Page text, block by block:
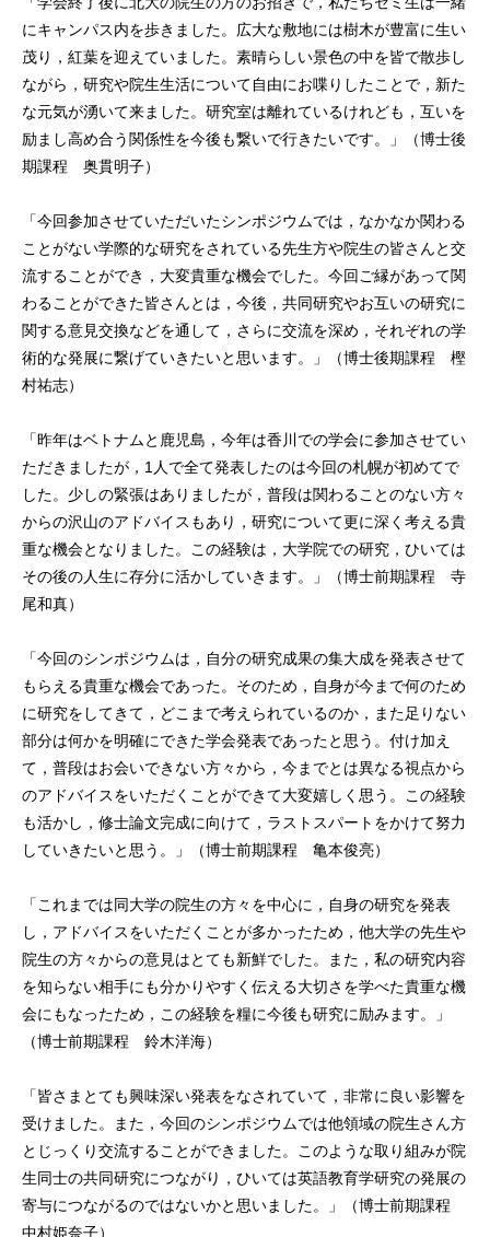
にキャンパス内を歩きました。広大な敷地には樹木が豊富に生い
茂り，紅葉を迎えていました。素晴らしい景色の中を皆で散歩し
ながら，研究や院生生活について自由にお喋りしたことで，新た
な元気が湧いて来ました。研究室は離れているけれども，互いを
励まし高め合う関係性を今後も繋いで行きたいです。」（博士後
期課程 奥貫明子）
「今回参加させていただいたシンポジウムでは，なかなか関わる
ことがない学際的な研究をされている先生方や院生の皆さんと交
流することができ，大変貴重な機会でした。今回ご縁があって関
わることができた皆さんとは，今後，共同研究やお互いの研究に
関する意見交換などを通して，さらに交流を深め，それぞれの学
術的な発展に繋げていきたいと思います。」（博士後期課程 樫
村祐志）
「昨年はベトナムと鹿児島，今年は香川での学会に参加させてい
ただきましたが，1人で全て発表したのは今回の札幌が初めてで
した。少しの緊張はありましたが，普段は関わることのない方々
からの沢山のアドバイスもあり，研究について更に深く考える貴
重な機会となりました。この経験は，大学院での研究，ひいては
その後の人生に存分に活かしていきます。」（博士前期課程 寺
尾和真）
「今回のシンポジウムは，自分の研究成果の集大成を発表させて
もらえる貴重な機会であった。そのため，自身が今まで何のため
に研究をしてきて，どこまで考えられているのか，また足りない
部分は何かを明確にできた学会発表であったと思う。付け加え
て，普段はお会いできない方々から，今までとは異なる視点から
のアドバイスをいただくことができて大変嬉しく思う。この経験
も活かし，修士論文完成に向けて，ラストスパートをかけて努力
していきたいと思う。」（博士前期課程 亀本俊亮）
「これまでは同大学の院生の方々を中心に，自身の研究を発表
し，アドバイスをいただくことが多かったため，他大学の先生や
院生の方々からの意見はとても新鮮でした。また，私の研究内容
を知らない相手にも分かりやすく伝える大切さを学べた貴重な機
会にもなったため，この経験を糧に今後も研究に励みます。」
（博士前期課程 鈴木洋海）
「皆さまとても興味深い発表をなされていて，非常に良い影響を
受けました。また，今回のシンポジウムでは他領域の院生さん方
とじっくり交流することができました。このような取り組みが院
生同士の共同研究につながり，ひいては英語教育学研究の発展の
寄与につながるのではないかと思いました。」（博士前期課程
中村姫奈子）